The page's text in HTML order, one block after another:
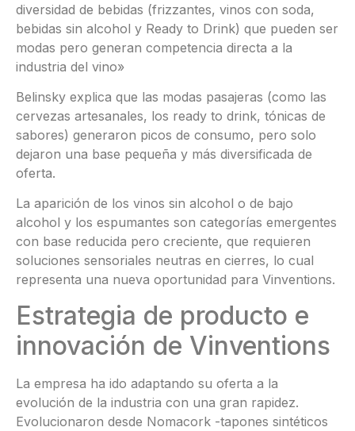
diversidad de bebidas (frizzantes, vinos con soda,
bebidas sin alcohol y Ready to Drink) que pueden ser
modas pero generan competencia directa a la
industria del vino»
Belinsky explica que las modas pasajeras (como las
cervezas artesanales, los ready to drink, tónicas de
sabores) generaron picos de consumo, pero solo
dejaron una base pequeña y más diversificada de
oferta.
La aparición de los vinos sin alcohol o de bajo
alcohol y los espumantes son categorías emergentes
con base reducida pero creciente, que requieren
soluciones sensoriales neutras en cierres, lo cual
representa una nueva oportunidad para Vinventions.
Estrategia de producto e
innovación de Vinventions
La empresa ha ido adaptando su oferta a la
evolución de la industria con una gran rapidez.
Evolucionaron desde Nomacork -tapones sintéticos